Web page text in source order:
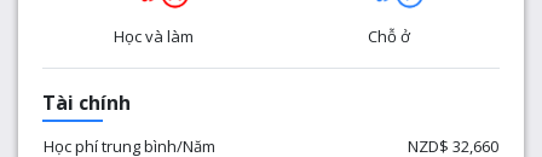
Học và làm Chỗ ở
Tài chính
Học phí trung bình/Năm
NZD$ 32,660